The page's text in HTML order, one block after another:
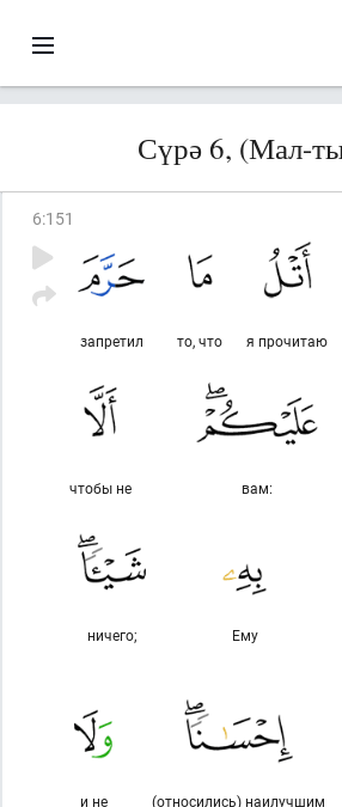
Сүрә 6, (Мал-
6:151
я прочитаю
то, что
запретил
вам:
чтобы не
Ему
ничего;
(относились) наилучшим
и не